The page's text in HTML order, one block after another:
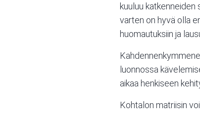
kuuluu
varten on hyvä olla
huomautuksiin ja
luonnossa
aikaa henkiseen
Kohtalon matriisin